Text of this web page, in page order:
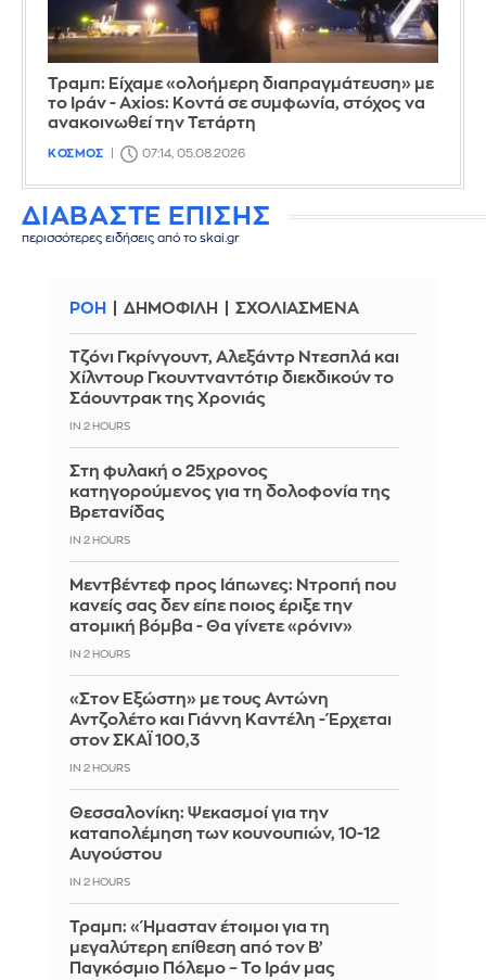
Τραμπ: Είχαμε «ολοήμερη διαπραγμάτευση» με
το Ιράν - Axios: Κοντά σε συμφωνία, στόχος να
ανακοινωθεί την Τετάρτη
ΚΟΣΜΟΣ 07:14, 05.08.2026
ΔΙΑΒΑΣΤΕ ΕΠΙΣΗΣ
περισσότερες ειδήσεις από το skai.gr
ΡΟΗ ΔΗΜΟΦΙΛΗ ΣΧΟΛΙΑΣΜΕΝΑ
Τζόνι Γκρίνγουντ, Αλεξάντρ Ντεσπλά και
Χίλντουρ Γκουντναντότιρ διεκδικούν το
Σάουντρακ της Χρονιάς
IN 2 HOURS
Στη φυλακή ο 25χρονος
κατηγορούμενος για τη δολοφονία της
Βρετανίδας
IN 2 HOURS
Μεντβέντεφ προς Ιάπωνες: Ντροπή που
κανείς σας δεν είπε ποιος έριξε την
ατομική βόμβα - Θα γίνετε «ρόνιν»
IN 2 HOURS
«Στον Εξώστη» με τους Αντώνη
Αντζολέτο και Γιάννη Καντέλη - Έρχεται
στον ΣΚΑΪ 100,3
IN 2 HOURS
Θεσσαλονίκη: Ψεκασμοί για την
καταπολέμηση των κουνουπιών, 10-12
Αυγούστου
IN 2 HOURS
Τραμπ: «Ήμασταν έτοιμοι για τη
μεγαλύτερη επίθεση από τον Β’
Παγκόσμιο Πόλεμο – Το Ιράν μας